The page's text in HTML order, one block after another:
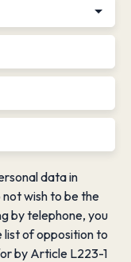
data in
wish to be the
by telephone, you
list of opposition to
by Article L223-1